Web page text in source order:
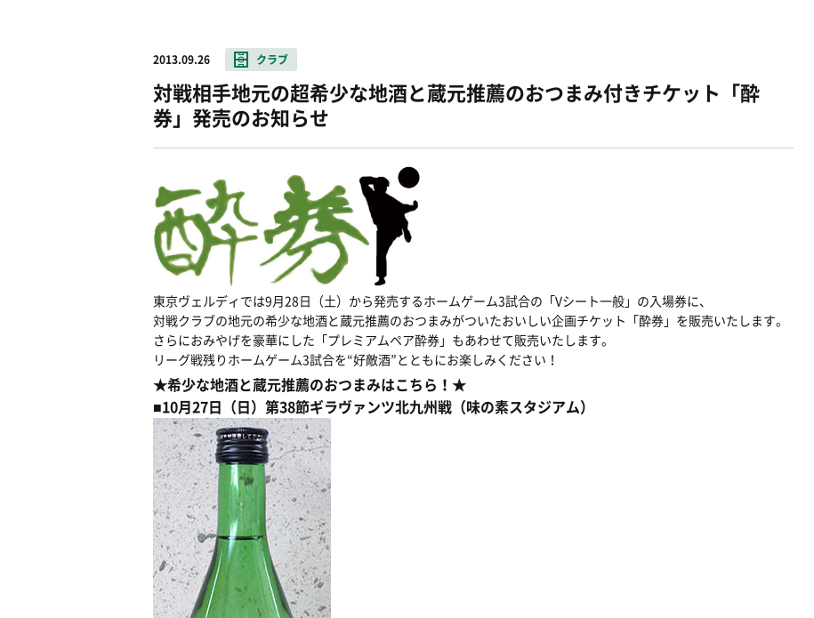
2013.09.26 クラブ
対戦相手地元の超希少な地酒と蔵元推薦のおつまみ付きチケット「酔
券」発売のお知らせ
東京ヴェルディでは9月28日（土）から発売するホームゲーム3試合の「Vシート一般」の入場券に、
対戦クラブの地元の希少な地酒と蔵元推薦のおつまみがついたおいしい企画チケット「酔券」を販売いたします。
さらにおみやげを豪華にした「プレミアムペア酔券」もあわせて販売いたします。
リーグ戦残りホームゲーム3試合を“好敵酒”とともにお楽しみください！
★希少な地酒と蔵元推薦のおつまみはこちら！★
■10月27日（日）第38節ギラヴァンツ北九州戦（味の素スタジアム）